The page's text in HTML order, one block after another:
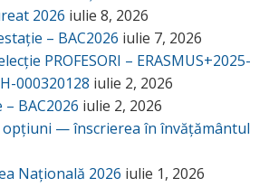
2026 iulie 8, 2026
– BAC2026 iulie 7, 2026
PROFESORI – ERASMUS+2025-
000320128 iulie 2, 2026
BAC2026 iulie 2, 2026
opțiuni — înscrierea în învățământul
Națională 2026 iulie 1, 2026